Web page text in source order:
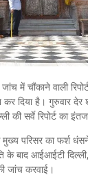
जांच में चौंकाने वाली
दिया है। गुरुवार देर
सर्वे रिपोर्ट का
मुख्य परिसर का
बाद आईआईटी दिल्ली,
जांच करवाई।